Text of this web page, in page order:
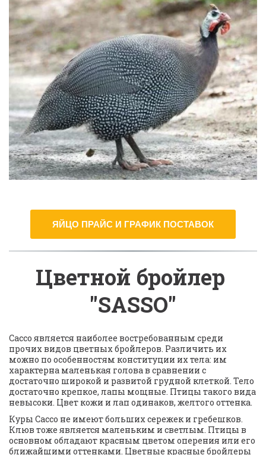
ЯЙЦО ПРАЙС И ГРАФИК ПОСТАВОК
Цветной бройлер
"SASSO"
Сассо является наиболее востребованным среди
прочих видов цветных бройлеров. Различить их
можно по особенностям конституции их тела: им
характерна маленькая голова в сравнении с
достаточно широкой и развитой грудной клеткой. Тело
достаточно крепкое, лапы мощные. Птицы такого вида
невысоки. Цвет кожи и лап одинаков, желтого оттенка.
Куры Сассо не имеют больших сережек и гребешков.
Клюв тоже является маленьким и светлым. Птицы в
основном обладают красным цветом оперения или его
ближайшими оттенками. Цветные красные бройлеры